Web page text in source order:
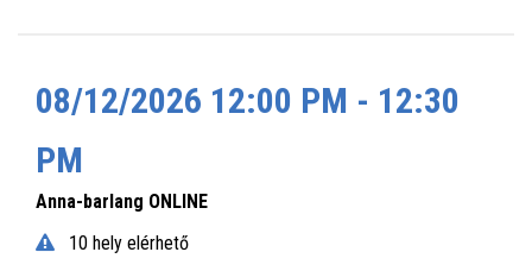
08/12/2026 12:00 PM - 12:30
PM
Anna-barlang ONLINE
10 hely elérhető